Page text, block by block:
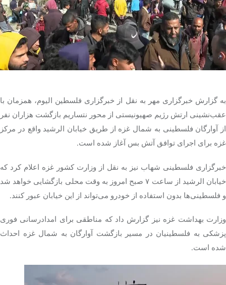
تک کده
پایگاه خبری آبان
به گزارش خبرگزاری مهر به نقل از خبرگزاری فلسطین الیوم، همزمان با
عقب‌نشینی ارتش رژیم صهیونیستی از محور نتساریم بازگشت هزاران نفر
از آوارگان فلسطینی به شمال غزه از طریق خیابان الرشید واقع در مرکز
غزه برای اجرای توافق آتش بس آغاز شده است.
خبرگزاری فلسطینی شهاب نیز به نقل از وزارت کشور غزه اعلام کرد که
خیابان الرشید از ساعت ۷ صبح امروز به وقت محلی بازگشایی خواهد شد
و فلسطینی‌ها بدون استفاده از خودرو می‌تواند از این خیابان عبور کنند.
وزارت بهداشت غزه نیز گزارش داد که مناطقی برای امدادرسانی فوری
پزشکی به فلسطینیان در مسیر بازگشت آوارگان به شمال غزه احداث
شده است.